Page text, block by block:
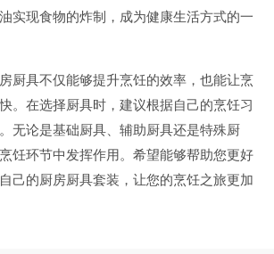
实现食物的炸制，成为健康生活方式的一
厨具不仅能够提升烹饪的效率，也能让烹
。在选择厨具时，建议根据自己的烹饪习
无论是基础厨具、辅助厨具还是特殊厨
饪环节中发挥作用。希望能够帮助您更好
己的厨房厨具套装，让您的烹饪之旅更加